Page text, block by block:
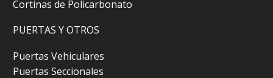
Cortinas de Policarbonato
PUERTAS Y OTROS
Puertas Vehiculares
Puertas Seccionales